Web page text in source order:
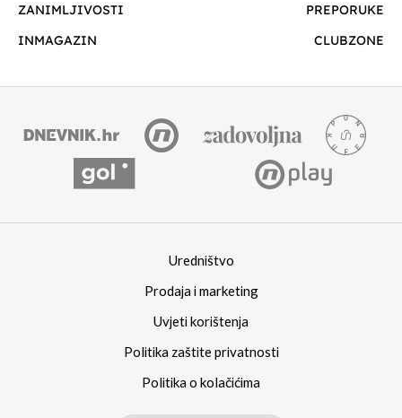
ZANIMLJIVOSTI
PREPORUKE
INMAGAZIN
CLUBZONE
Uredništvo
Prodaja i marketing
Uvjeti korištenja
Politika zaštite privatnosti
Politika o kolačićima